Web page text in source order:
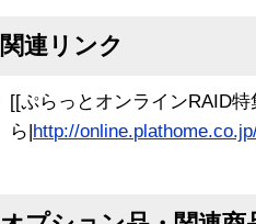
関連リンク
[[ぷらっとオンラインRAID特
ら|http://